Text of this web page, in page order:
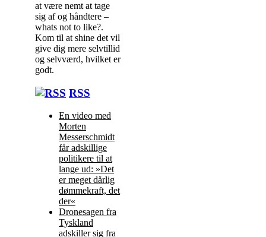
at være nemt at tage
sig af og håndtere –
whats not to like?.
Kom til at shine det vil
give dig mere selvtillid
og selvværd, hvilket er
godt.
Indlægsnavigation
RSS
En video med
Morten
Messerschmidt
får adskillige
politikere til at
lange ud: »Det
er meget dårlig
dømmekraft, det
der«
Dronesagen fra
Tyskland
adskiller sig fra